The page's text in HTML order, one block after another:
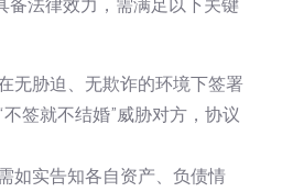
无胁迫、无欺诈的环境下签署
签就不结婚”威胁对方，协议
如实告知各自资产、负债情